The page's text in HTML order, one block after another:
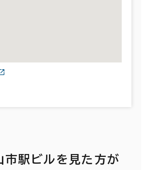
市駅ビルを見た方が